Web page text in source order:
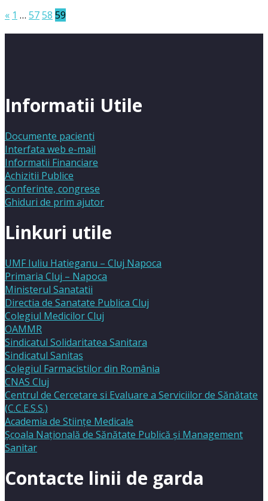
« 1 … 5758 59
Informatii Utile
Documente pacienti
Interfata web e-mail
Informatii Financiare
Achizitii Publice
Conferinte, congrese
Ghiduri de prim ajutor
Linkuri utile
UMF Iuliu Hatieganu – Cluj Napoca
Primaria Cluj – Napoca
Ministerul Sanatatii
Directia de Sanatate Publica Cluj
Colegiul Medicilor Cluj
OAMMR
Sindicatul Solidaritatea Sanitara
Sindicatul Sanitas
Colegiul Farmacistilor din România
CNAS Cluj
Centrul de Cercetare si Evaluare a Serviciilor de Sănătate
(C.C.E.S.S.)
Academia de Stiinţe Medicale
Şcoala Naţională de Sănătate Publică şi Management
Sanitar
Contacte linii de garda